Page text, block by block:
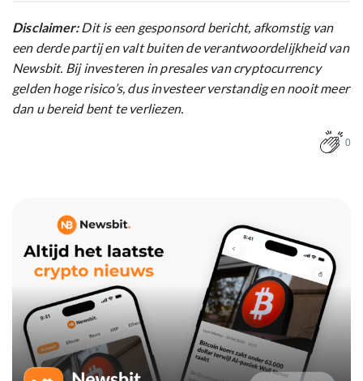
Disclaimer:Dit is een gesponsord bericht, afkomstig van
een derde partij en valt buiten de verantwoordelijkheid van
Newsbit. Bij investeren in presales van cryptocurrency
gelden hoge risico’s, dus investeer verstandig en nooit meer
dan u bereid bent te verliezen.
0